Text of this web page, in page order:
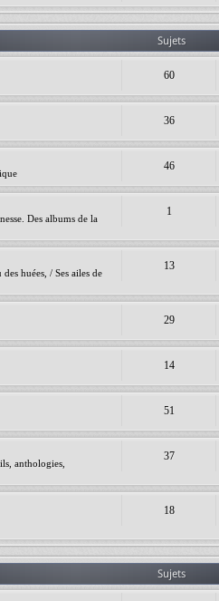
Sujets
60
36
46
Des albums de la
1
huées, / Ses ailes de
13
29
14
51
anthologies,
37
18
Sujets